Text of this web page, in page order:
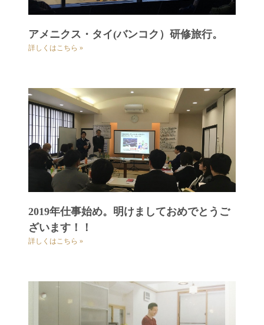
アメニクス・タイ(バンコク）研修旅行。
詳しくはこちら »
2019年仕事始め。明けましておめでとうご
ざいます！！
詳しくはこちら »